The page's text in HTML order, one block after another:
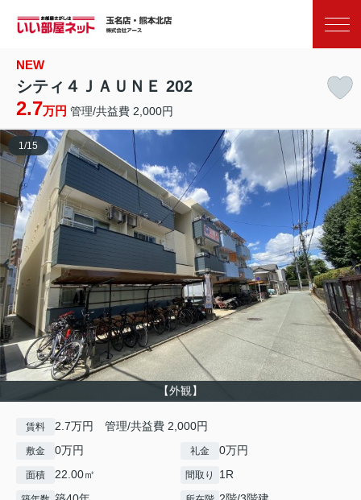
NEW
シティ４ＪＡＵＮＥ 202
2.7万円 管理/共益費 2,000円
【外観】
1 /15
賃料 2.7万円 管理/共益費 2,000円
敷金 0万円 礼金 0万円
面積 22.00㎡ 間取り 1R